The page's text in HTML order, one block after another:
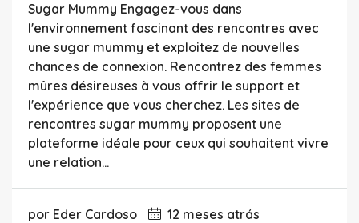
Sugar Mummy Engagez-vous dans
l'environnement fascinant des rencontres avec
une sugar mummy et exploitez de nouvelles
chances de connexion. Rencontrez des femmes
mûres désireuses à vous offrir le support et
l'expérience que vous cherchez. Les sites de
rencontres sugar mummy proposent une
plateforme idéale pour ceux qui souhaitent vivre
une relation...
por Eder Cardoso
12 meses atrás